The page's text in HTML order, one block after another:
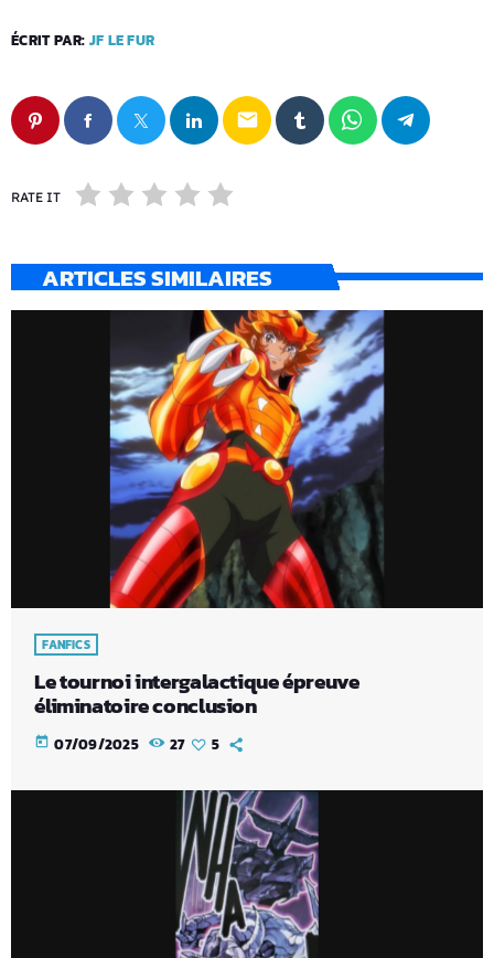
ÉCRIT PAR: JF LE FUR
email
RATE IT
ARTICLES SIMILAIRES
FANFICS
Le tournoi intergalactique épreuve
éliminatoire conclusion
today 07/09/2025 27 5